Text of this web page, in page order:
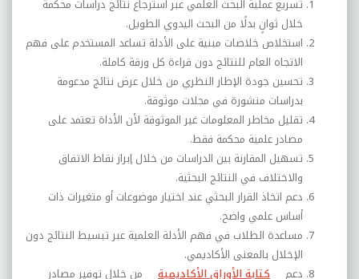
تسريع عملية البحث العلمي عبر استرجاع نتائج دراسات محكمة
خلال ثوانٍ بدلًا من البحث اليدوي الطويل.
استخلاص خلاصات مبنية على الأدلة تساعد المستخدم على فهم
الاتجاه العام للنتائج دون قراءة كل ورقة كاملة.
تحسين جودة الإطار النظري من خلال عرض نتائج مدعومة
بدراسات منشورة في مجلات موثوقة.
تقليل مخاطر المعلومات غير الموثوقة لأن الأداة تعتمد على
مصادر علمية محكمة فقط.
تسهيل المقارنة بين الدراسات من خلال إبراز نقاط الاتفاق
والاختلاف في النتائج البحثية.
دعم اتخاذ القرار البحثي عند اختيار موضوعات أو متغيرات ذات
أساس علمي واضح.
مساعدة الطلاب في فهم الأدلة العلمية عبر تبسيط النتائج دون
الإخلال بالمعنى الأكاديمي.
دعم
كتابة الأوراق الأكاديمية
من خلال توفير مصادر